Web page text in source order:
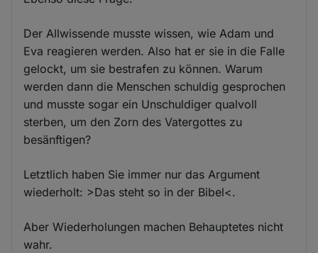
Der Allwissende musste wissen, wie Adam und
Eva reagieren werden. Also hat er sie in die Falle
gelockt, um sie bestrafen zu können. Warum
werden dann die Menschen schuldig gesprochen
und musste sogar ein Unschuldiger qualvoll
sterben, um den Zorn des Vatergottes zu
besänftigen?
Letztlich haben Sie immer nur das Argument
wiederholt: >Das steht so in der Bibel<.
Aber Wiederholungen machen Behauptetes nicht
wahr.